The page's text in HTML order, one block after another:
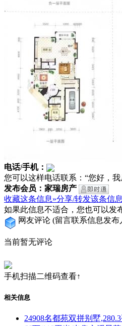
电话/手机：
您可以这样电话联系：“您好，我
发布会员：家瑞房产
收藏这条信息»分享/转发该条信
如果此信息不适合，您也可以发
网友评论 (留言联系信息发
当前暂无评论
手机扫描二维码查看↑
相关信息
24908名都苑双拼别墅